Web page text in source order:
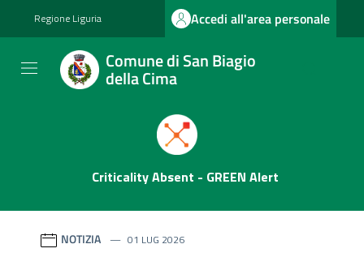
Regione Liguria Accedi all'area personale
Comune di San Biagio
della Cima
Comune di San Biagio della
Contenuti in evidenza
Novità in evidenza
NOTIZIA 01 LUG 2026